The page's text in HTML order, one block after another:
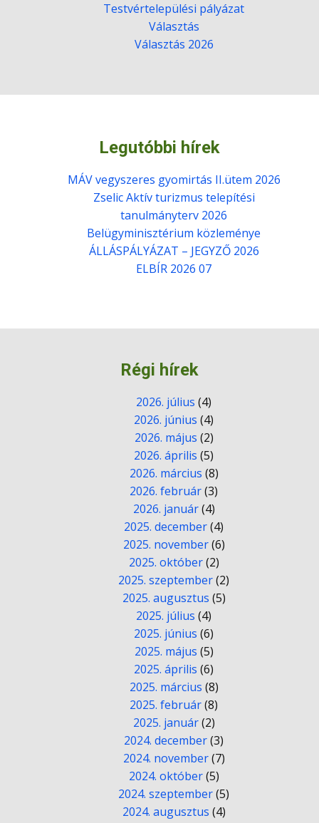
Testvértelepülési pályázat
Választás
Választás 2026
Legutóbbi hírek
MÁV vegyszeres gyomirtás II.ütem 2026
Zselic Aktív turizmus telepítési
tanulmányterv 2026
Belügyminisztérium közleménye
ÁLLÁSPÁLYÁZAT – JEGYZŐ 2026
ELBÍR 2026 07
Régi hírek
2026. július (4)
2026. június (4)
2026. május (2)
2026. április (5)
2026. március (8)
2026. február(3)
2026. január(4)
2025. december(4)
2025. november(6)
2025. október(2)
2025. szeptember(2)
2025. augusztus (5)
2025. július (4)
2025. június (6)
2025. május (5)
2025. április (6)
2025. március (8)
2025. február(8)
2025. január(2)
2024. december(3)
2024. november(7)
2024. október(5)
2024. szeptember(5)
2024. augusztus (4)